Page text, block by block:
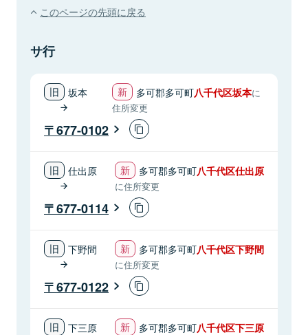
このページの先頭に戻る
サ行
坂本 多可郡多可町八千代区坂本に
住所変更
677-0102
仕出原 多可郡多可町八千代区仕出原
に住所変更
677-0114
下野間 多可郡多可町八千代区下野間
に住所変更
677-0122
下三原 多可郡多可町八千代区下三原